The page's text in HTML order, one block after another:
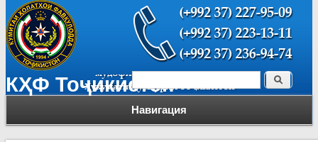
КҲФ Тоҷикистон
Навигация
Форма поиска Поиск